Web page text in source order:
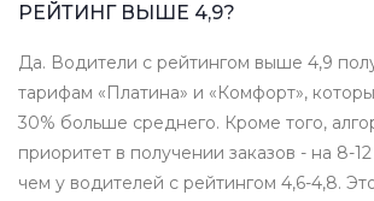
РЕЙТИНГ ВЫШЕ 4,9?
Да. Водители с рейтингом выше 4,9
тарифам «Платина» и «Комфорт»,
30% больше среднего. Кроме того,
приоритет в получении заказов - на 8-
чем у водителей с рейтингом 4,6-4,8.